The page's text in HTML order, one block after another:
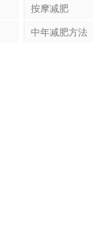
按摩减肥
中年减肥方法